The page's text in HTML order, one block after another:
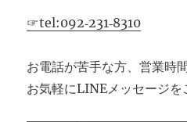
☞tel:092‐231‐8310
お電話が苦手な方、営業時
お気軽にLINEメッセージを